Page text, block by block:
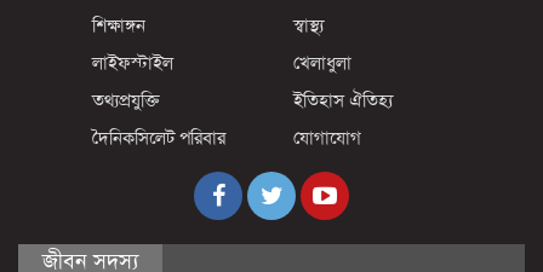
শিক্ষাঙ্গন
স্বাস্থ্য
লাইফস্টাইল
খেলাধুলা
তথ্যপ্রযুক্তি
ইতিহাস ঐতিহ্য
দৈনিকসিলেট পরিবার
যোগাযোগ
জীবন সদস্য